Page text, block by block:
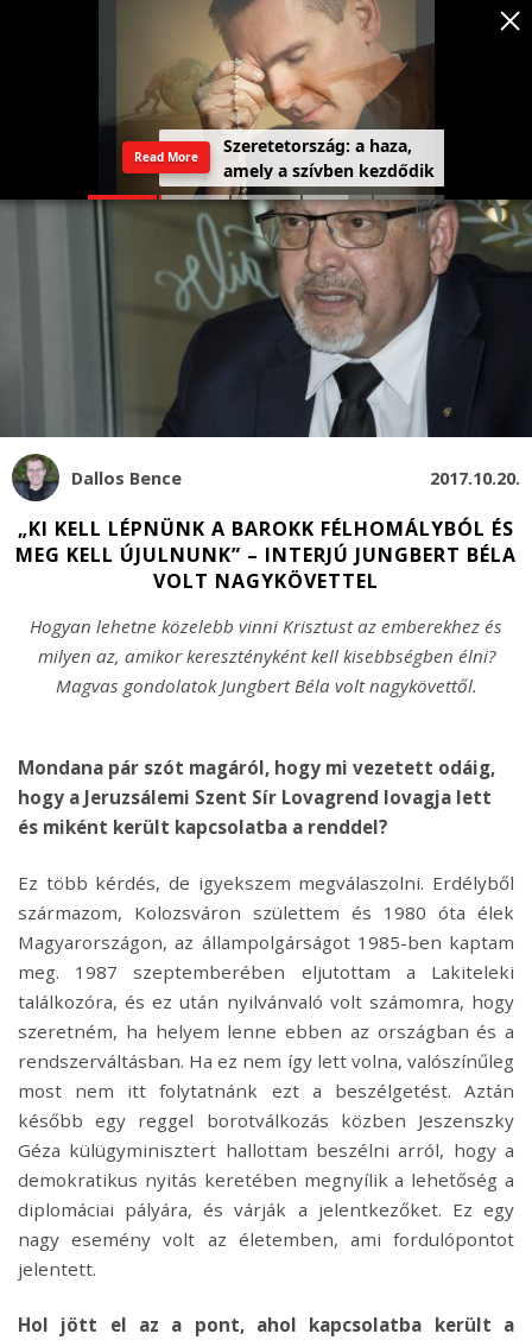
Dallos Bence 2017.10.20.
„KI KELL LÉPNÜNK A BAROKK FÉLHOMÁLYBÓL ÉS
MEG KELL ÚJULNUNK” – INTERJÚ JUNGBERT BÉLA
VOLT NAGYKÖVETTEL
Hogyan lehetne közelebb vinni Krisztust az emberekhez és
milyen az, amikor keresztényként kell kisebbségben élni?
Magvas gondolatok Jungbert Béla volt nagykövettől.
Szeretetország: a haza,
amely a szívben kezdődik
Read More
Mondana pár szót magáról, hogy mi vezetett odáig,
hogy a Jeruzsálemi Szent Sír Lovagrend lovagja lett
és miként került kapcsolatba a renddel?
Ez több kérdés, de igyekszem megválaszolni. Erdélyből
származom, Kolozsváron születtem és 1980 óta élek
Magyarországon, az állampolgárságot 1985-ben kaptam
meg. 1987 szeptemberében eljutottam a Lakiteleki
találkozóra, és ez után nyilvánvaló volt számomra, hogy
szeretném, ha helyem lenne ebben az országban és a
rendszerváltásban. Ha ez nem így lett volna, valószínűleg
most nem itt folytatnánk ezt a beszélgetést. Aztán
később egy reggel borotválkozás közben Jeszenszky
Géza külügyminisztert hallottam beszélni arról, hogy a
demokratikus nyitás keretében megnyílik a lehetőség a
diplomáciai pályára, és várják a jelentkezőket. Ez egy
nagy esemény volt az életemben, ami fordulópontot
jelentett.
Hol jött el az a pont, ahol kapcsolatba került a